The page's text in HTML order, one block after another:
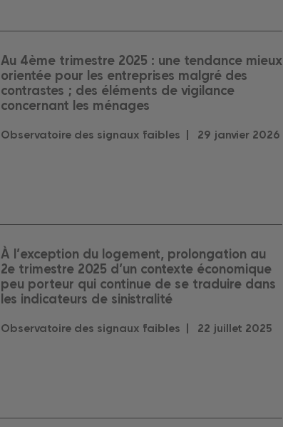
Au 4ème trimestre 2025 : une tendance mieux
orientée pour les entreprises malgré des
contrastes ; des éléments de vigilance
concernant les ménages
Observatoire des signaux faibles | 29 janvier 2026
À l’exception du logement, prolongation au
2e trimestre 2025 d’un contexte économique
peu porteur qui continue de se traduire dans
les indicateurs de sinistralité
Observatoire des signaux faibles | 22 juillet 2025